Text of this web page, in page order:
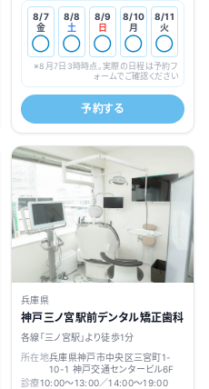
8/7
金
◯
8/8
土
◯
8/9
日
◯
8/10
月
◯
8/11
火
◯
※8月7日3時時点。実際の日程は予約フ
ォームでご確認ください
予約する
兵庫県
神戸三ノ宮駅前デンタル矯正歯科
各線「三ノ宮駅」より徒歩1分
所在地兵庫県神戸市中央区三宮町1-
10-1 神戸交通センタービル6F
診療10:00～13:00／14:00～19:00